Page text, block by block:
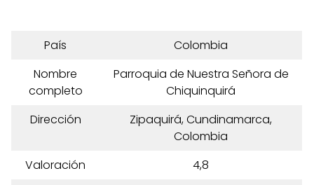
País
Colombia
Nombre
completo
Parroquia de Nuestra Señora de
Chiquinquirá
Dirección
Zipaquirá, Cundinamarca,
Colombia
Valoración
4,8